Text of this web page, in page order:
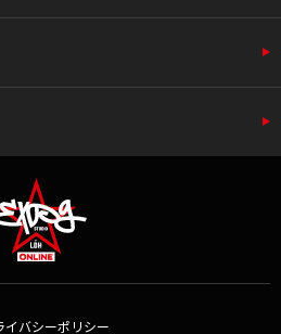
イバシーポリシー